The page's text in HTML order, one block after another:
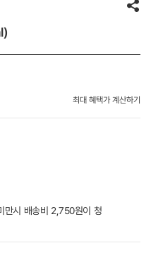
최대 혜택가 계산하기
만시 배송비 2,750원이 청